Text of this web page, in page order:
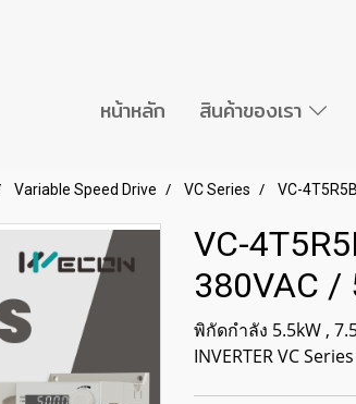
หน้าหลัก สินค้าของเรา
Variable Speed Drive VC Series VC-
VC-
380VAC /
พิกัดกำลัง 5.5kW ,
INVERTER VC